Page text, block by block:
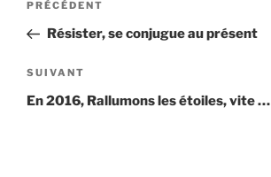
l’article
Article
précédent
PRÉCÉDENT
Résister, se conjugue au présent
Article
suivant
SUIVANT
En 2016, Rallumons les étoiles, vite …